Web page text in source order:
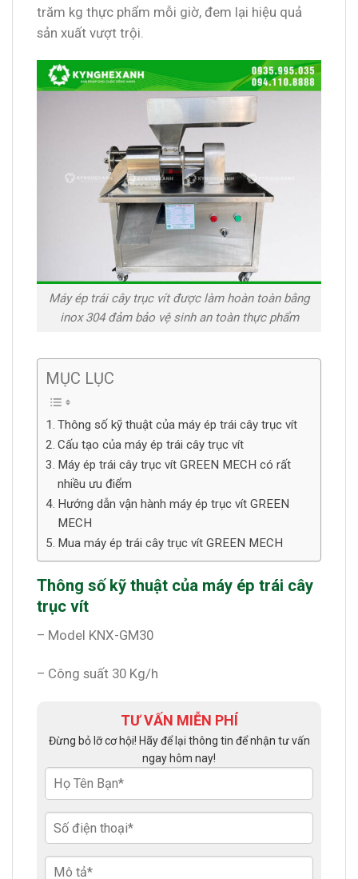
trăm kg thực phẩm mỗi giờ, đem lại hiệu quả
sản xuất vượt trội.
Máy ép trái cây trục vít được làm hoàn toàn bằng
inox 304 đảm bảo vệ sinh an toàn thực phẩm
MỤC LỤC
Thông số kỹ thuật của máy ép trái cây trục vít
Cấu tạo của máy ép trái cây trục vít
Máy ép trái cây trục vít GREEN MECH có rất
nhiều ưu điểm
Hướng dẫn vận hành máy ép trục vít GREEN
MECH
Mua máy ép trái cây trục vít GREEN MECH
Thông số kỹ thuật của máy ép trái cây
trục vít
– Model KNX-GM30
– Công suất 30 Kg/h
TƯ VẤN MIỄN PHÍ
Đừng bỏ lỡ cơ hội! Hãy để lại thông tin để nhận tư vấn
ngay hôm nay!